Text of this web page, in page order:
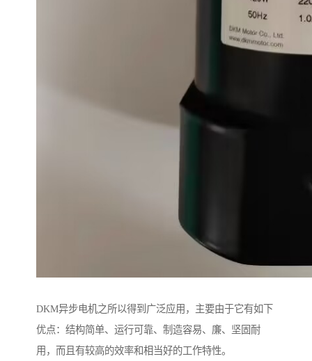
DKM异步电机之所以得到广泛应用，主要由于它有如下
优点：结构简单、运行可靠、制造容易、廉、坚固耐
用，而且有较高的效率和相当好的工作特性。